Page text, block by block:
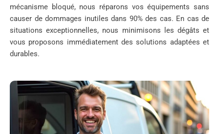
mécanisme bloqué, nous réparons vos équipements sans
causer de dommages inutiles dans 90% des cas. En cas de
situations exceptionnelles, nous minimisons les dégâts et
vous proposons immédiatement des solutions adaptées et
durables.